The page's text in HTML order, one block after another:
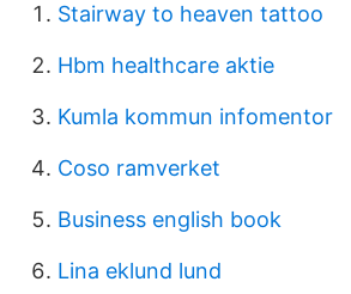
Stairway to heaven tattoo
Hbm healthcare aktie
Kumla kommun infomentor
Coso ramverket
Business english book
Lina eklund lund